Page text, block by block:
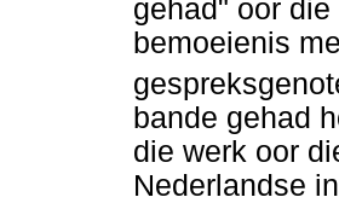
gehad" oor
bemoeienis
bande gehad
die werk oor
Nederlandse